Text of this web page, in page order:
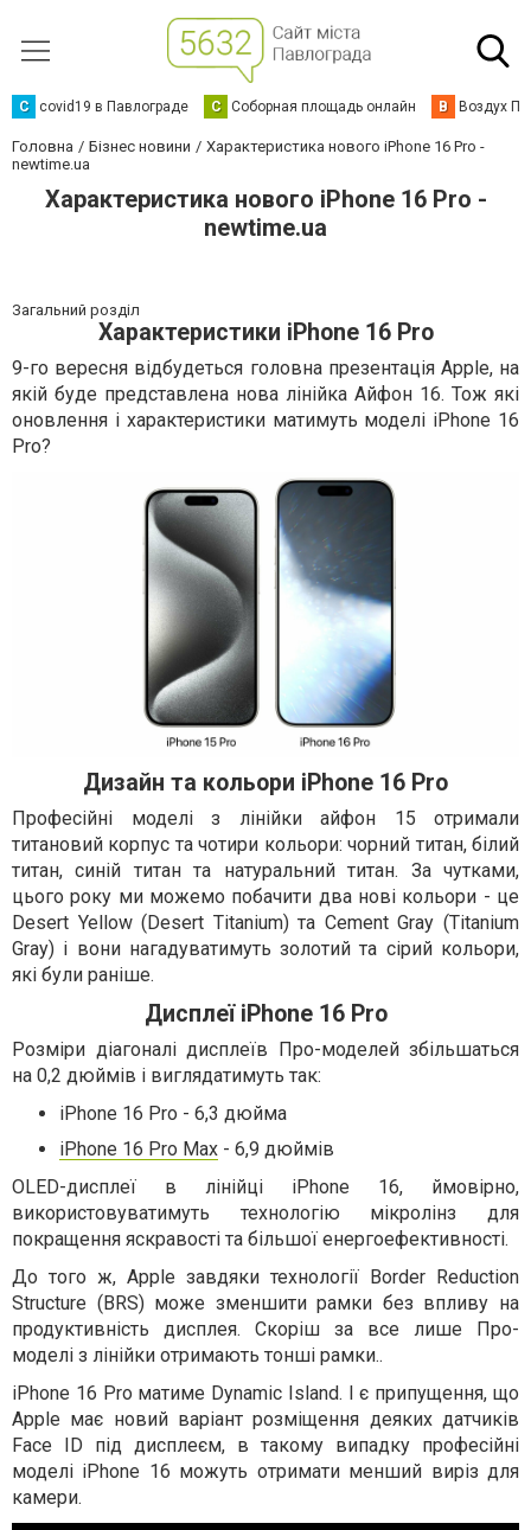
C covid19 в Павлограде С Соборная площадь онлайн В Воздух
Головна Бізнес новини
Характеристика нового iPhone 16 Pro -
newtime.ua
Характеристика нового iPhone 16 Pro -
newtime.ua
Загальний розділ
Характеристики iPhone 16 Pro
9-го вересня відбудеться головна презентація Apple, на
якій буде представлена нова лінійка Айфон 16. Тож які
оновлення і характеристики матимуть моделі iPhone 16
Pro?
Дизайн та кольори iPhone 16 Pro
Професійні моделі з лінійки айфон 15 отримали
титановий корпус та чотири кольори: чорний титан, білий
титан, синій титан та натуральний титан. За чутками,
цього року ми можемо побачити два нові кольори - це
Desert Yellow (Desert Titanium) та Cement Gray (Titanium
Gray) і вони нагадуватимуть золотий та сірий кольори,
які були раніше.
Дисплеї iPhone 16 Pro
Розміри діагоналі дисплеїв Про-моделей збільшаться
на 0,2 дюймів і виглядатимуть так:
iPhone 16 Pro - 6,3 дюйма
iPhone 16 Pro Max - 6,9 дюймів
OLED-дисплеї в лінійці iPhone 16, ймовірно,
використовуватимуть технологію мікролінз для
покращення яскравості та більшої енергоефективності.
До того ж, Apple завдяки технології Border Reduction
Structure (BRS) може зменшити рамки без впливу на
продуктивність дисплея. Скоріш за все лише Про-
моделі з лінійки отримають тонші рамки..
iPhone 16 Pro матиме Dynamic Island. І є припущення, що
Apple має новий варіант розміщення деяких датчиків
Face ID під дисплеєм, в такому випадку професійні
моделі iPhone 16 можуть отримати менший виріз для
камери.